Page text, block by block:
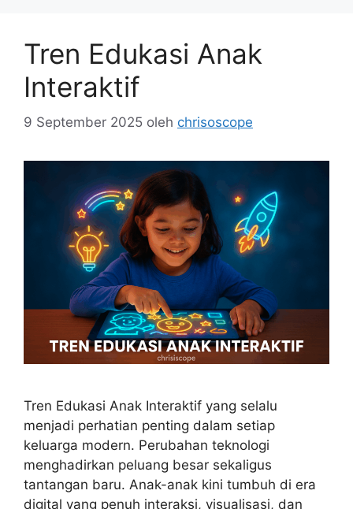
Tren Edukasi Anak
Interaktif
9 September 2025 oleh chrisoscope
Tren Edukasi Anak Interaktif yang selalu
menjadi perhatian penting dalam setiap
keluarga modern. Perubahan teknologi
menghadirkan peluang besar sekaligus
tantangan baru. Anak-anak kini tumbuh di era
digital yang penuh interaksi, visualisasi, dan